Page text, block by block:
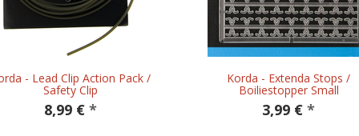
- Lead Clip Action Pack /
Safety Clip
8,99 € *
Korda - Extenda Stops /
Boiliestopper Small
3,99 € *